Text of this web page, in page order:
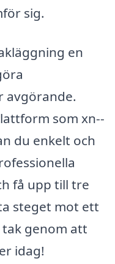
sig.
en
avgörande.
som xn--
du enkelt och
få upp till tre
steget mot ett
genom att
idag!